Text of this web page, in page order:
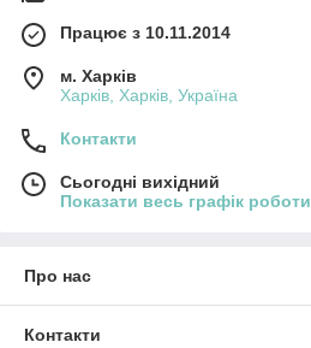
Працює з 10.11.2014
м. Харків
Харків, Харків, Україна
Контакти
Сьогодні вихідний
Показати весь графік роботи
Про нас
Контакти